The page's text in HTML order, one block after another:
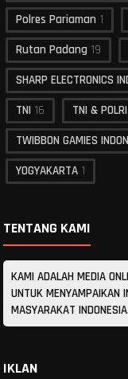
Polres Pariaman 1
Rutan Padang 19
SHARP ELECTRONICS
TNI 16 TNI & POLRI
TWIBBON GAMIES
YOGYAKARTA 1
TENTANG KAMI
KAMI ADALAH MEDIA
UNTUK MENYAMPAIKAN
MASYARAKAT
IKLAN